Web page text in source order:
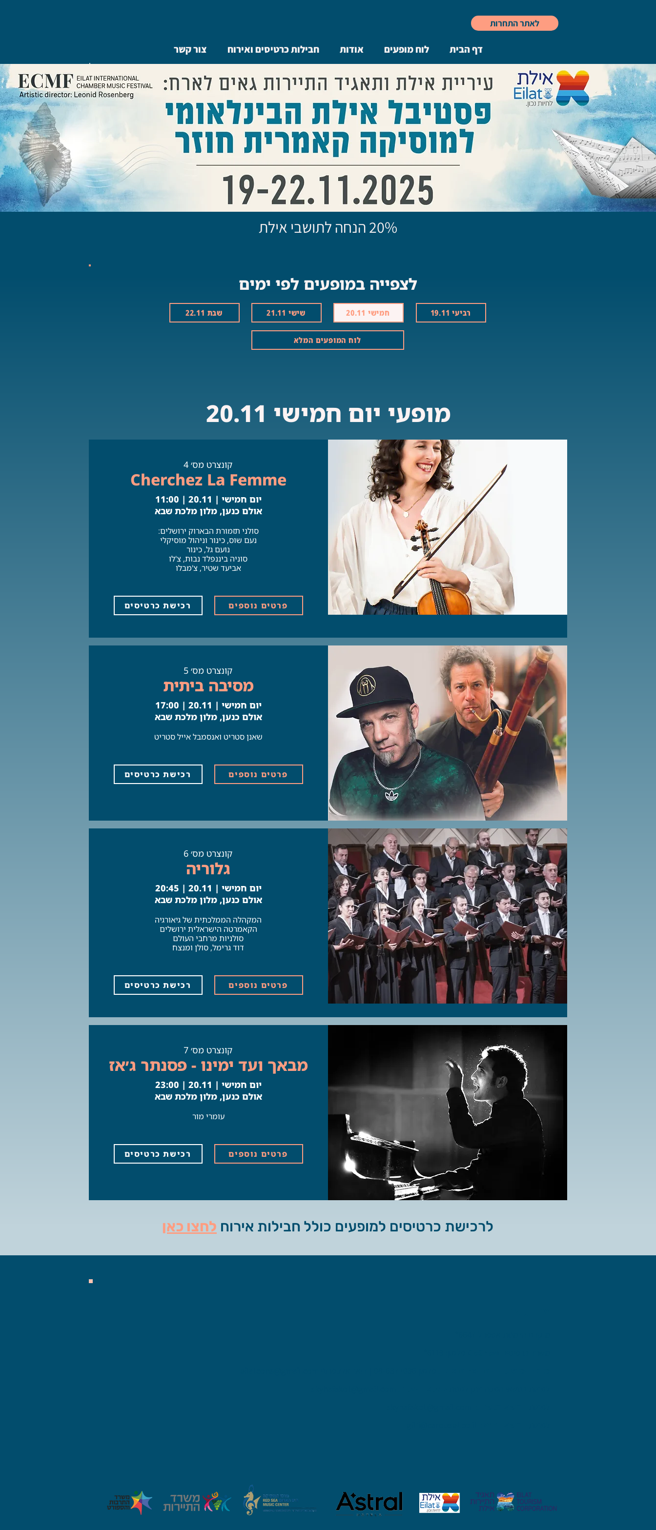
לאתר התחרות
דף הבית לוח מופעים אודות חבילות כרטיסים ואירוח צור קשר
|
20% הנחה לתושבי אילת
לצפייה במופעים לפי ימים
שבת 22.11 שישי 21.11 חמישי 20.11 רביעי 19.11
לוח המופעים המלא
מופעי יום חמישי 20.11
קונצרט מס׳ 4
Cherchez La Femme
יום חמישי | 20.11 | 11:00
אולם כנען, מלון מלכת שבא
סולני תזמורת הבארוק ירושלים:
נעם שוס, כינור וניהול מוסיקלי
נועם גל, כינור
סוניה ביננפלד נבות, צ'לו
אביעד שטיר, צ'מבלו
רכישת כרטיסים פרטים נוספים
Button
קונצרט מס׳ 5
מסיבה ביתית
יום חמישי | 20.11 | 17:00
אולם כנען, מלון מלכת שבא
שאנן סטריט ואנסמבל אייל סטריט
רכישת כרטיסים פרטים נוספים
Button
קונצרט מס׳ 6
גלוריה
יום חמישי | 20.11 | 20:45
אולם כנען, מלון מלכת שבא
המקהלה הממלכתית של גיאורגיה
הקאמרטה הישראלית ירושלים
סולניות מרחבי העולם
דוד גרימל, סולן ומנצח
רכישת כרטיסים פרטים נוספים
Button
קונצרט מס׳ 7
מבאך ועד ימינו - פסנתר ג׳אז
יום חמישי | 20.11 | 23:00
אולם כנען, מלון מלכת שבא
עומרי מור
רכישת כרטיסים פרטים נוספים
Button
לרכישת כרטיסים למופעים כולל חבילות אירוח לחצו כאן